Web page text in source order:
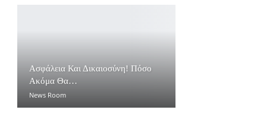
Ασφάλεια Και Δικαιοσύνη! Πόσο
Ακόμα Θα…
News Room